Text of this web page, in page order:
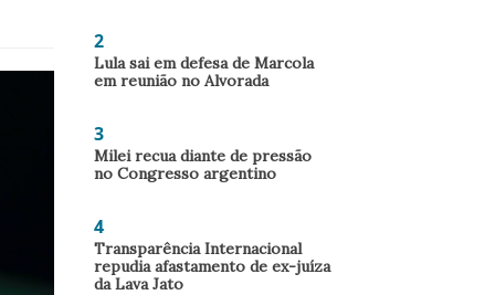
2
Lula sai em defesa de Marcola
em reunião no Alvorada
3
Milei recua diante de pressão
no Congresso argentino
4
Transparência Internacional
repudia afastamento de ex-juíza
da Lava Jato